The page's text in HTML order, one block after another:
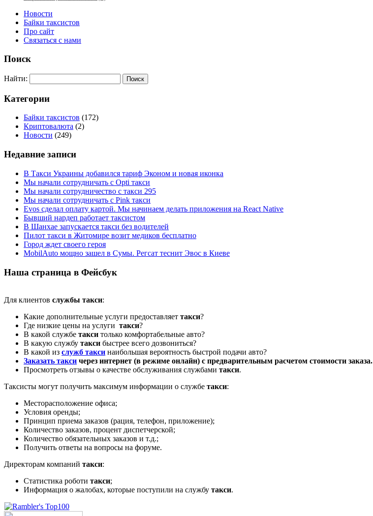
Новости
Байки таксистов
Про сайт
Связаться с нами
Поиск
Найти:
Категории
Байки таксистов (172)
Криптовалюта (2)
Новости (249)
Недавние записи
В Такси Украины добавился тариф Эконом и новая иконка
Мы начали сотрудничать с Opti такси
Мы начали сотрудничество с такси 295
Мы начали сотрудничать с Pink такси
Evos сделал оплату картой. Мы начинаем делать приложения на React Native
Бывший нардеп работает таксистом
В Шанхае запускается такси без водителей
Пилот такси в Житомире возит медиков бесплатно
Город ждет своего героя
MobilAuto мощно зашел в Сумы. Регсат теснит Эвос в Киеве
Наша страница в Фейсбук
Для клиентов службы такси:
Какие дополнительные услуги предоставляет такси?
Где низкие цены на услуги такси?
В какой службе такси только комфортабельные авто?
В какую службу такси быстрее всего дозвониться?
В какой из служб такси наибольшая вероятность быстрой подачи авто?
Заказать такси через интернет (в режиме онлайн) с предварительным расчетом стоимости заказа.
Просмотреть отзывы о качестве обслуживания службами такси.
Таксисты могут получить максимум информации о службе такси:
Месторасположение офиса;
Условия оренды;
Принцип приема заказов (рация, телефон, приложение);
Количество заказов, процент диспетчерской;
Количество обязательных заказов и т.д.;
Получить ответы на вопросы на форуме.
Директорам компаний такси:
Статистика роботи такси;
Информация о жалобах, которые поступили на службу такси.